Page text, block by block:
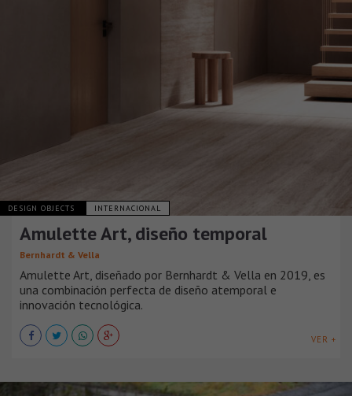
DESIGN OBJECTS INTERNACIONAL
Amulette Art, diseño temporal
Bernhardt & Vella
Amulette Art, diseñado por Bernhardt & Vella en 2019, es
una combinación perfecta de diseño atemporal e
innovación tecnológica.
VER +